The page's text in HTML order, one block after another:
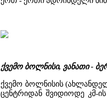
ქვემო ბოლნისი, ვანათი -
ქვემო ბოლნისის
ცენტრიდან შვიდიოდე კმ-